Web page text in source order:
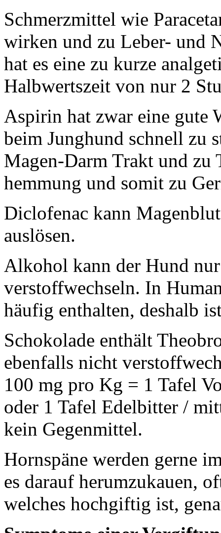
Schmerzmittel wie
wirken und zu Leber- und
hat es eine zu kurze
Halbwertszeit von nur 2
Aspirin hat zwar eine gute
beim Junghund schnell zu
Magen-Darm Trakt und zu
hemmung und somit zu
Diclofenac kann
auslösen.
Alkohol kann der Hund
verstoffwechseln. In
häufig enthalten, deshalb
Schokolade enthält
ebenfalls nicht
100 mg pro Kg = 1 Tafel
oder 1 Tafel Edelbitter /
kein Gegenmittel.
Hornspäne werden gerne
es darauf herumzukauen,
welches hochgiftig ist,